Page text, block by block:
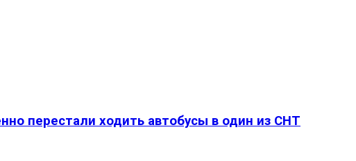
перестали ходить автобусы в один из СНТ